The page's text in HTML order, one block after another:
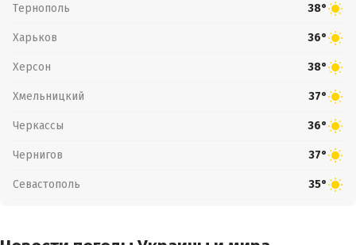
Тернополь 38°
Харьков 36°
Херсон 38°
Хмельницкий 37°
Черкассы 36°
Чернигов 37°
Севастополь 35°